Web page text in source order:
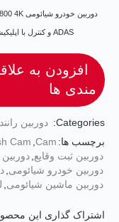
ADAS و کنترل با اپلیکیشن، امنیت و کیفیت تصویر حرفه‌ای ارائه می‌دهد.
افزودن به
مندی ها
Categories: دوربین
برچسب ها: Cam
Cam
دوربین ثبت وقایع
دوربین خودرو شیائومی
دوربین ماشین شیائومی
اشتراک گذاری این